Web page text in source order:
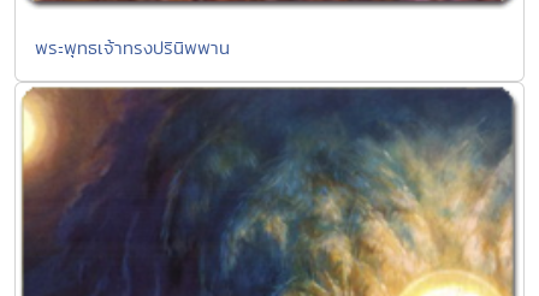
พระพุทธเจ้าทรงปรินิพพาน